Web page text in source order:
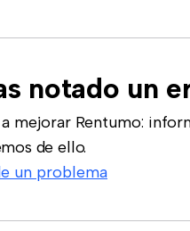
notado un
a mejorar Rentumo:
de ello.
un problema